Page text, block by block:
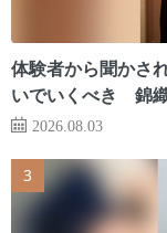
体験者から聞かさ
いでいくべき 錦
2026.08.03